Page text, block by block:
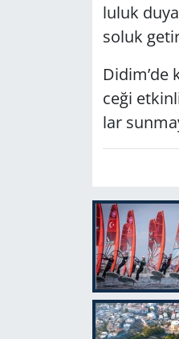
lu­luk
soluk
Didim’de
ce­ği
lar